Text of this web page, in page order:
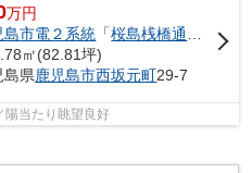
万円
島市電２系統 「桜島桟橋通 」駅 徒
㎡(82.81坪)
島県鹿児島市西坂元町29-7
陽当たり眺望良好